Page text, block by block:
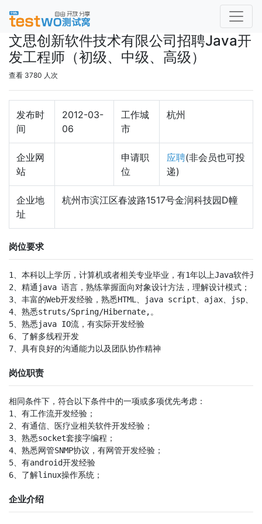
文思创新软件技术有限公司招聘Java开
发工程师（初级、中级、高级）
查看 3780 人次
发布时
间
2012-03-
06
工作城
市
杭州
企业网
站
申请职
位
应聘(非会员也可投
递)
企业地
址
杭州市滨江区春波路1517号金润科技园D幢
岗位要求
1、本科以上学历，计算机或者相关专业毕业，有1年以上Java软件
2、精通java 语言，熟练掌握面向对象设计方法，理解设计模式；
3、丰富的Web开发经验，熟悉HTML、java script、ajax、
4、熟悉struts/Spring/Hibernate,。
5、熟悉java IO流，有实际开发经验
6、了解多线程开发
7、具有良好的沟通能力以及团队协作精神
岗位职责
相同条件下，符合以下条件中的一项或多项优先考虑：
1、有工作流开发经验；
2、有通信、医疗业相关软件开发经验；
3、熟悉socket套接字编程；
4、熟悉网管SNMP协议，有网管开发经验；
5、有android开发经验
6、了解linux操作系统；
企业介绍